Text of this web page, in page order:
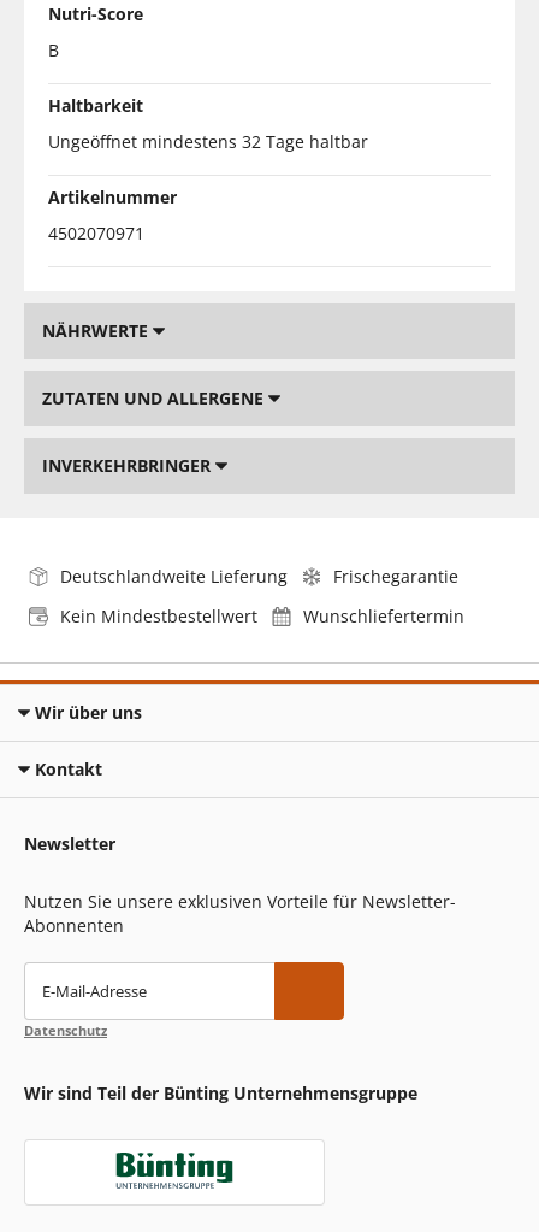
Nutri-Score
B
Haltbarkeit
Ungeöffnet mindestens 32 Tage haltbar
Artikelnummer
4502070971
NÄHRWERTE
ZUTATEN UND ALLERGENE
INVERKEHRBRINGER
Deutschlandweite Lieferung
Frischegarantie
Kein Mindestbestellwert
Wunschliefertermin
Wir über uns
Kontakt
Newsletter
Nutzen Sie unsere exklusiven Vorteile für Newsletter-
Abonnenten
E-Mail-Adresse
Datenschutz
Wir sind Teil der Bünting Unternehmensgruppe